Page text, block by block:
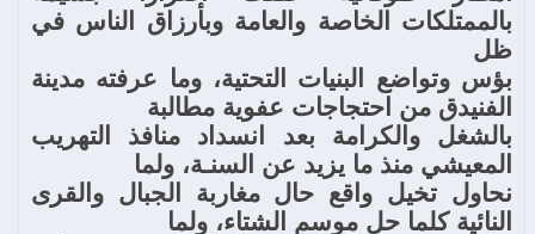
بالممتلكات الخاصة والعامة وبأرزاق الناس في
ظل
بؤس وتواضع البنيات التحتية، وما عرفته مدينة
الفنيدق من احتجاجات عفوية مطالبة
بالشغل والكرامة بعد انسداد منافذ التهريب
المعيشي منذ ما يزيد عن السنـة، ولما
نحاول تخيل واقع حال مغاربة الجبال والقرى
النائية كلما حل موسم الشتاء، ولما